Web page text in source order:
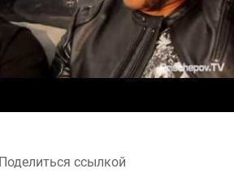
Поделиться ссылкой